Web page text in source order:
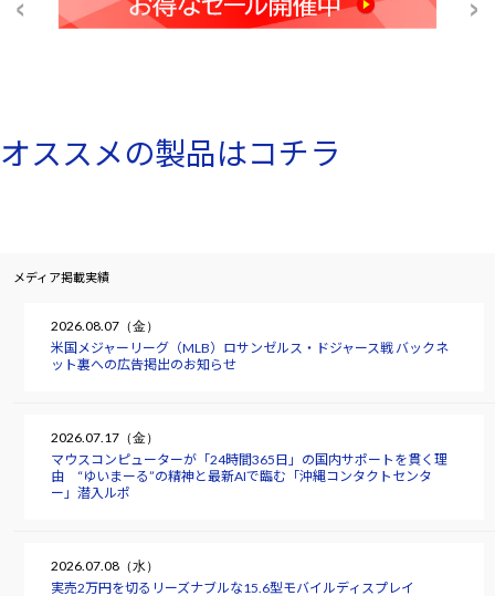
オススメの製品はコチラ
メディア掲載実績
2026.08.07（金）
米国メジャーリーグ（MLB）ロサンゼルス・ドジャース戦 バックネ
ット裏への広告掲出のお知らせ
2026.07.17（金）
マウスコンピューターが「24時間365日」の国内サポートを貫く理
由 “ゆいまーる”の精神と最新AIで臨む「沖縄コンタクトセンタ
ー」潜入ルポ
2026.07.08（水）
実売2万円を切るリーズナブルな15.6型モバイルディスプレイ